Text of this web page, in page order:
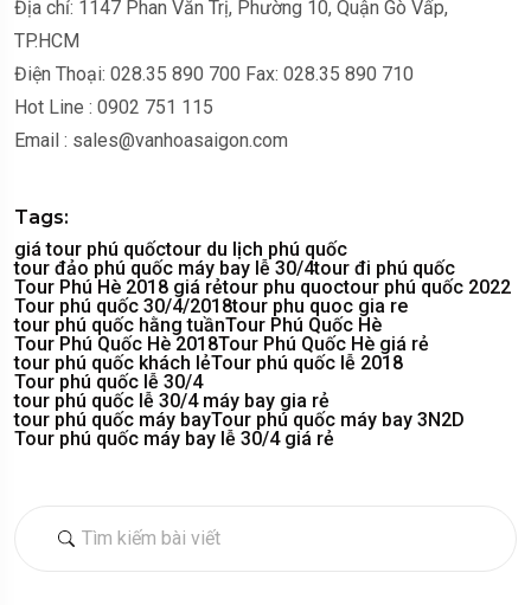
Địa chỉ: 1147 Phan Văn Trị, Phường 10, Quận Gò Vấp,
TP.HCM
Điện Thoại: 028.35 890 700 Fax: 028.35 890 710
Hot Line : 0902 751 115
Email : sales@vanhoasaigon.com
Tags:
giá tour phú quốctour du lịch phú quốc
tour đảo phú quốc máy bay lễ 30/4tour đi phú quốc
Tour Phú Hè 2018 giá rẻtour phu quoctour phú quốc 2022
Tour phú quốc 30/4/2018tour phu quoc gia re
tour phú quốc hằng tuầnTour Phú Quốc Hè
Tour Phú Quốc Hè 2018Tour Phú Quốc Hè giá rẻ
tour phú quốc khách lẻTour phú quốc lễ 2018
Tour phú quốc lễ 30/4
tour phú quốc lễ 30/4 máy bay gia rẻ
tour phú quốc máy bayTour phú quốc máy bay 3N2D
Tour phú quốc máy bay lễ 30/4 giá rẻ